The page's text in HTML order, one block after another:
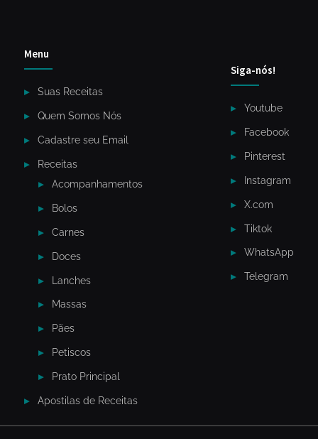
Menu
Suas Receitas
Quem Somos Nós
Cadastre seu Email
Receitas
Acompanhamentos
Bolos
Carnes
Doces
Lanches
Massas
Pães
Petiscos
Prato Principal
Apostilas de Receitas
Siga-nós!
Youtube
Facebook
Pinterest
Instagram
X.com
Tiktok
WhatsApp
Telegram